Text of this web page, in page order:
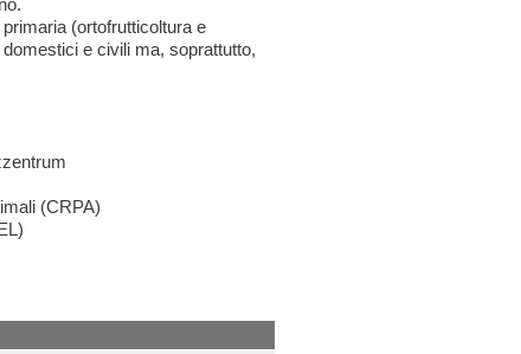
(ortofrutticoltura e
e civili ma, soprattutto,
(CRPA)